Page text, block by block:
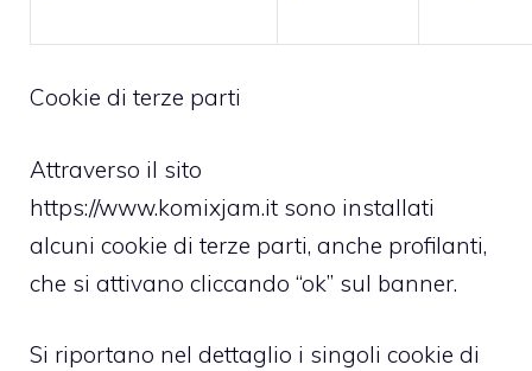
Cookie di terze parti
Attraverso il sito
https://www.komixjam.it sono installati
alcuni cookie di terze parti, anche profilanti,
che si attivano cliccando “ok” sul banner.
Si riportano nel dettaglio i singoli cookie di